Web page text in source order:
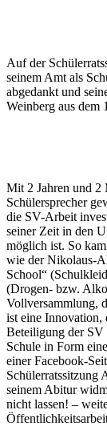
Auf der
seinem Amt als
abgedankt und
Weinberg aus dem
Mit 2 Jahren und 2
Schülersprecher
die SV-Arbeit
seiner Zeit in den
möglich ist. So
wie der Nikolaus-
School“
(Drogen- bzw.
Vollversammlung,
ist eine Innovation,
Beteiligung der SV
Schule in Form
einer Facebook-
seinem Abitur
nicht lassen! –